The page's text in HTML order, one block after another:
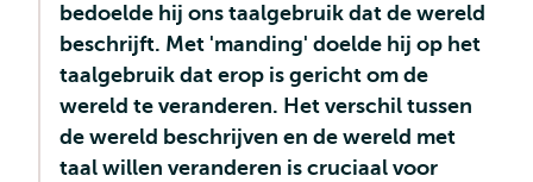
bedoelde hij ons taalgebruik dat de wereld
beschrijft. Met 'manding' doelde hij op het
taalgebruik dat erop is gericht om de
wereld te veranderen. Het verschil tussen
de wereld beschrijven en de wereld met
taal willen veranderen is cruciaal voor